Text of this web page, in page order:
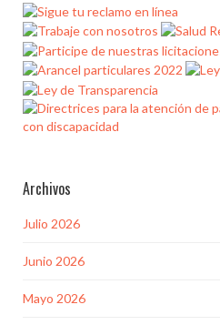
Archivos
Julio 2026
Junio 2026
Mayo 2026